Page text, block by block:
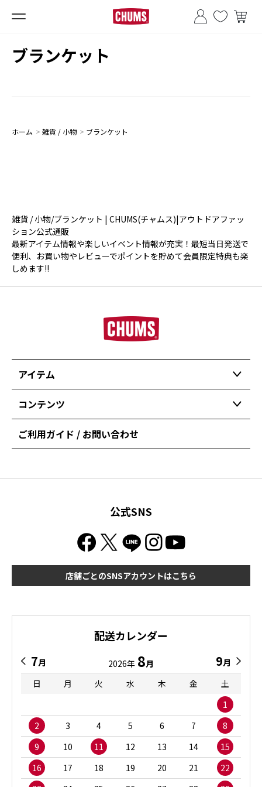
■夏季休業のお知らせ■
ブランケット
ホーム > 雑貨 / 小物 > ブランケット
雑貨 / 小物/ブランケット | CHUMS(チャムス)|アウトドアファッ
ション公式通販
最新アイテム情報や楽しいイベント情報が充実！最短当日発送で
便利、お買い物やレビューでポイントを貯めて会員限定特典も楽
しめます!!
アイテム
コンテンツ
ご利用ガイド / お問い合わせ
公式SNS
店舗ごとのSNSアカウントはこちら
配送カレンダー
7月 2026年 8月 9月
日
月 火 水 木 金
土
1
2
3 4 5 6 7
8
9
10 11 12 13 14
15
16
17 18 19 20 21
22